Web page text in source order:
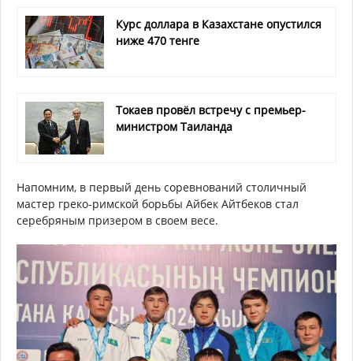
Курс доллара в Казахстане опустился
ниже 470 тенге
Токаев провёл встречу с премьер-
министром Таиланда
Напомним, в первый день соревнований столичный
мастер греко-римской борьбы Айбек Айтбеков стал
серебряным призером в своем весе.